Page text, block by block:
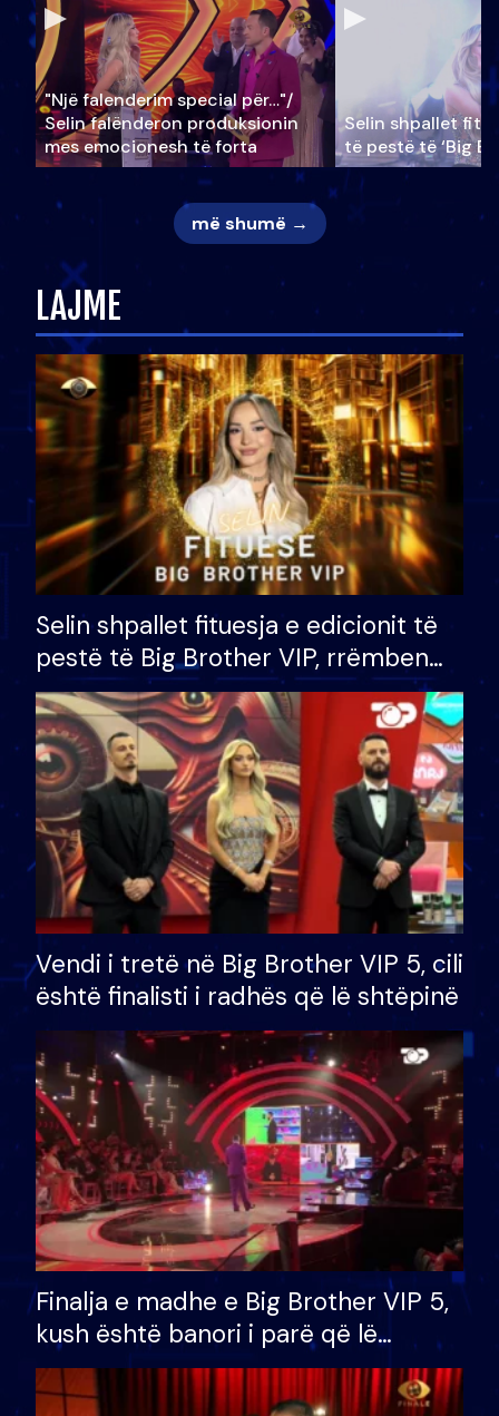
"Një falenderim special për…"/
Selin falënderon produksionin
mes emocionesh të forta
Selin shpallet
të pestë të ‘Big
më shumë →
LAJME
Selin shpallet fituesja e edicionit të
pestë të Big Brother VIP, rrëmben
çmimin e madh prej 100 mijë eurosh
Vendi i tretë në Big Brother VIP 5, cili
është finalisti i radhës që lë shtëpinë
Finalja e madhe e Big Brother VIP 5,
kush është banori i parë që lë
shtëpinë dhe humb mundësinë për
të fituar çmimin e madh